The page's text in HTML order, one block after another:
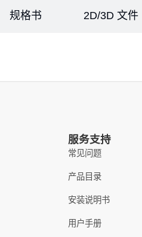
规格书 2D/3D 文件
服务支持
常见问题
产品目录
安装说明书
用户手册